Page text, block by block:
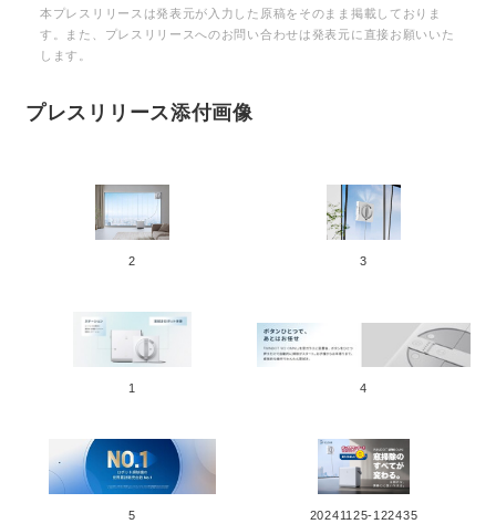
本プレスリリースは発表元が入力した原稿をそのまま掲載しておりま
す。また、プレスリリースへのお問い合わせは発表元に直接お願いいた
します。
プレスリリース添付画像
2 3
1 4
5 20241125-122435
English